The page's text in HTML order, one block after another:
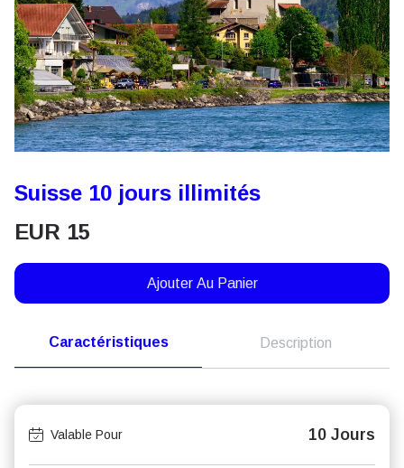
Suisse 10 jours illimités
EUR 15
Ajouter Au Panier
Caractéristiques Description
Valable Pour 10 Jours